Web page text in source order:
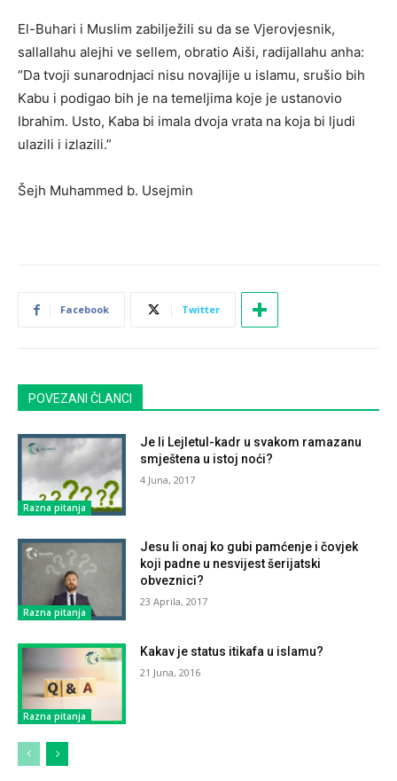
El-Buhari i Muslim zabilježili su da se Vjerovjesnik,
sallallahu alejhi ve sellem, obratio Aiši, radijallahu anha:
“Da tvoji sunarodnjaci nisu novajlije u islamu, srušio bih
Kabu i podigao bih je na temeljima koje je ustanovio
Ibrahim. Usto, Kaba bi imala dvoja vrata na koja bi ljudi
ulazili i izlazili.”
Šejh Muhammed b. Usejmin
Facebook Twitter
POVEZANI ČLANCI
Razna pitanja
Je li Lejletul-kadr u svakom ramazanu
smještena u istoj noći?
4 Juna, 2017
Razna pitanja
Jesu li onaj ko gubi pamćenje i čovjek
koji padne u nesvijest šerijatski
obveznici?
23 Aprila, 2017
Razna pitanja
Kakav je status itikafa u islamu?
21 Juna, 2016